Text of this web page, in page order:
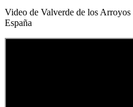
Video de Valverde de los Arroyos
España